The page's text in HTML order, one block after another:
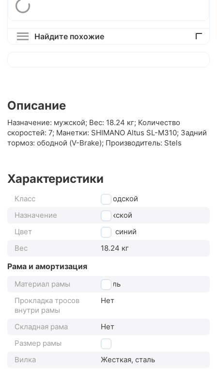
Найдите похожие
Описание
Назначение: мужской; Вес: 18.24 кг; Количество
скоростей: 7; Манетки: SHIMANO Altus SL-M310; Задний
тормоз: ободной (V-Brake); Производитель: Stels
Характеристики
Класс
городской
Назначение
мужской
Цвет
синий
Вес
18.24 кг
Рама и амортизация
Материал рамы
сталь
Прокладка тросов
внутри рамы
Нет
Складная рама
Нет
Размер рамы
20"
Вилка
Жесткая, сталь